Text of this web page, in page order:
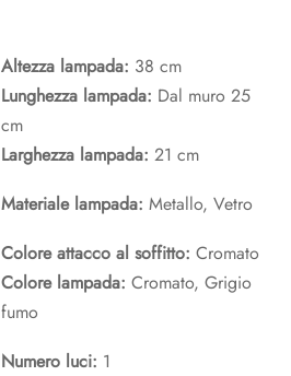
Altezza lampada: 38 cm
Lunghezza lampada: Dal muro 25
cm
Larghezza lampada: 21 cm
Materiale lampada: Metallo, Vetro
Colore attacco al soffitto: Cromato
Colore lampada: Cromato, Grigio
fumo
Numero luci: 1